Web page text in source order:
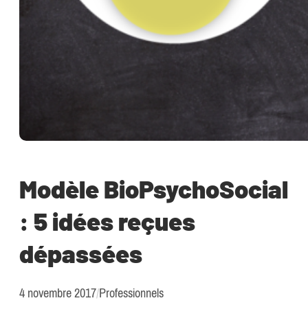
Modèle BioPsychoSocial
: 5 idées reçues
dépassées
4 novembre 2017/Professionnels